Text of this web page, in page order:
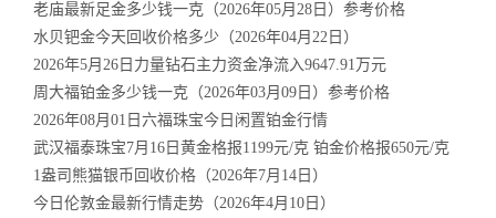
老庙最新足金多少钱一克（2026年05月28日）参考价格
水贝钯金今天回收价格多少（2026年04月22日）
2026年5月26日力量钻石主力资金净流入9647.91万元
周大福铂金多少钱一克（2026年03月09日）参考价格
2026年08月01日六福珠宝今日闲置铂金行情
武汉福泰珠宝7月16日黄金格报1199元/克 铂金价格报650元/克
1盎司熊猫银币回收价格（2026年7月14日）
今日伦敦金最新行情走势（2026年4月10日）